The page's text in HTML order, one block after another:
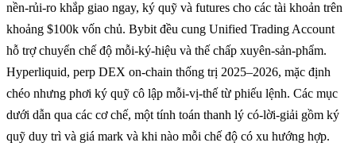
nền-rủi-ro khắp giao ngay, ký quỹ và futures cho các tài khoản trên
khoảng $100k vốn chủ. Bybit đều cung Unified Trading Account
hỗ trợ chuyển chế độ mỗi-ký-hiệu và thế chấp xuyên-sản-phẩm.
Hyperliquid, perp DEX on-chain thống trị 2025–2026, mặc định
chéo nhưng phơi ký quỹ cô lập mỗi-vị-thế từ phiếu lệnh. Các mục
dưới dẫn qua các cơ chế, một tính toán thanh lý có-lời-giải gồm ký
quỹ duy trì và giá mark và khi nào mỗi chế độ có xu hướng hợp.